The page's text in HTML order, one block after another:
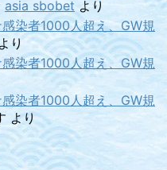
asia sbobet より
染者1000人超え、GW規
より
染者1000人超え、GW規
染者1000人超え、GW規
より